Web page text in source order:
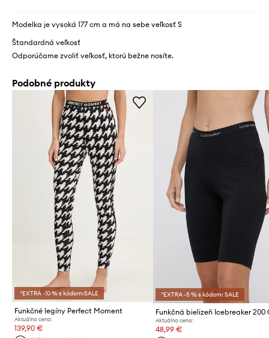
Modelka je vysoká 177 cm a má na sebe veľkosť S
Štandardná veľkosť
Odporúčame zvoliť veľkosť, ktorú bežne nosíte.
Podobné produkty
*EXTRA -10 % s kódom:SALE
Funkčné legíny Perfect Moment
Aktuálna cena:
139,90 €
*EXTRA -5 % s kódom: SALE
Funkčná bielizeň Icebreaker 200
Aktuálna cena:
48,99 €